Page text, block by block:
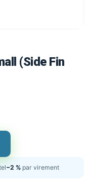
(Side Fin
−2 % par virement